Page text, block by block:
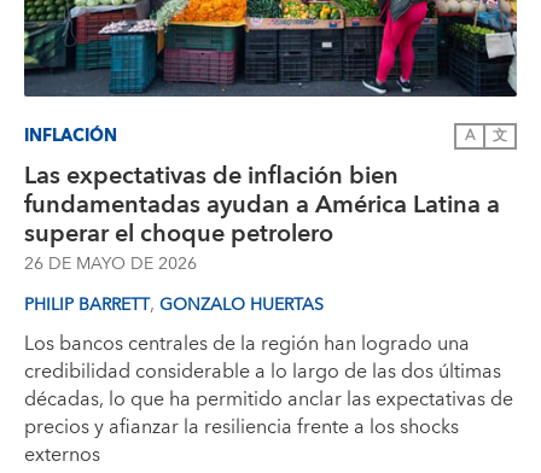
INFLACIÓN A 文
Las expectativas de inflación bien
fundamentadas ayudan a América Latina a
superar el choque petrolero
26 DE MAYO DE 2026
PHILIP BARRETT, GONZALO HUERTAS
Los bancos centrales de la región han logrado una
credibilidad considerable a lo largo de las dos últimas
décadas, lo que ha permitido anclar las expectativas de
precios y afianzar la resiliencia frente a los shocks
externos